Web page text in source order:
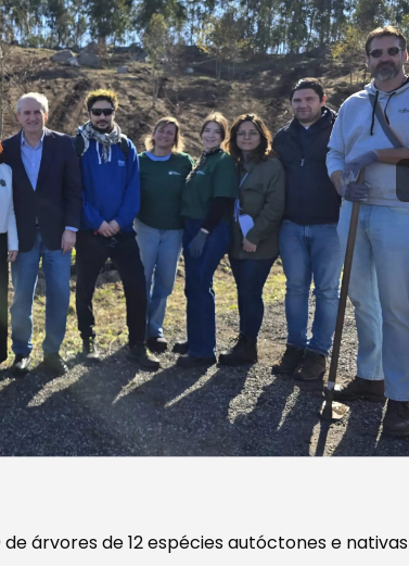
árvores de 12 espécies autóctones e nativas